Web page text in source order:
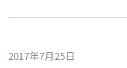
2017年7月25日